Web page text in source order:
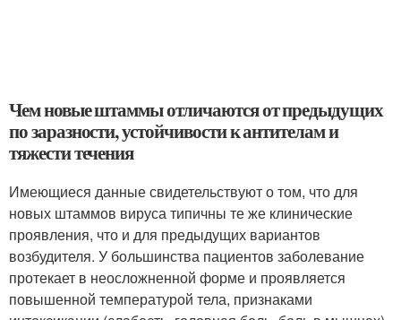
Чем новые штаммы отличаются от предыдущих
по заразности, устойчивости к антителам и
тяжести течения
Имеющиеся данные свидетельствуют о том, что для
новых штаммов вируса типичны те же клинические
проявления, что и для предыдущих вариантов
возбудителя. У большинства пациентов заболевание
протекает в неосложненной форме и проявляется
повышенной температурой тела, признаками